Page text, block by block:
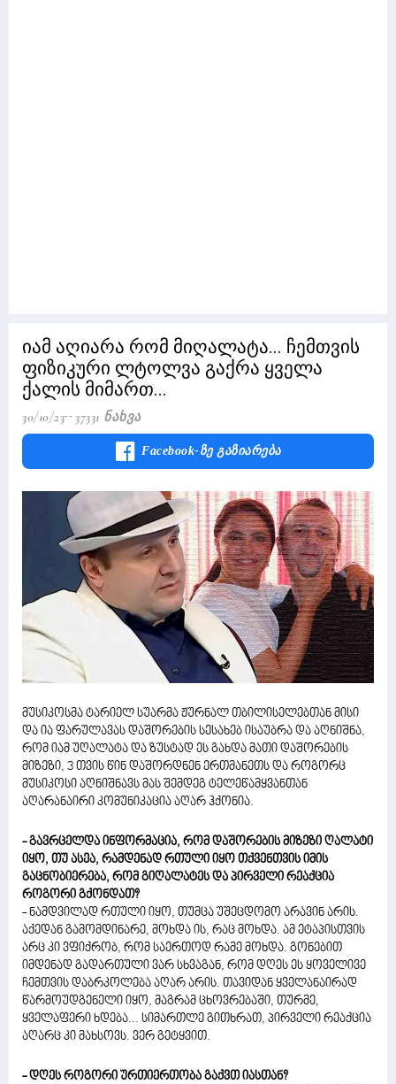
იამ აღიარა რომ მიღალატა... ჩემთვის
ფიზიკური ლტოლვა გაქრა ყველა
ქალის მიმართ...
30/10/23 37331 Ნახვა
Facebook-Ზე Გაზიარება
მუსიკოსმა ტარიელ სუარმა ჟურნალ თბილისელებთან მისი
და ია ფარულავას დაშორების სესახებ ისაუბრა და აღნიშნა,
რომ იამ უღალატა და ზუსტად ეს გახდა მათი დაშორების
მიზეზი, 3 თვის წინ დაშორდნენ ერთმანეთს და როგორც
მუსიკოსი აღნიშნავს მას შემდეგ ტელეწამყვანთან
აღარანაირი კომუნიკაცია აღარ ჰქონია.
- გავრცელდა ინფორმაცია, რომ დაშორების მიზეზი ღალატი
იყო, თუ ასეა, რამდენად რთული იყო თქვენთვის იმის
გაცნობიერება, რომ გიღალატეს და პირველი რეაქცია
როგორი გქონდათ?
- ნამდვილად რთული იყო, თუმცა უშეცდომო არავინ არის.
აქედან გამომდინარე, მოხდა ის, რაც მოხდა. ამ ეტაპისთვის
არც კი ვფიქრობ, რომ საერთოდ რამე მოხდა. გონებით
იმდენად გადართული ვარ სხვაგან, რომ დღეს ეს ყოველივე
ჩემთვის დაბრკოლება აღარ არის. თავიდან ყველანაირად
წარმოუდგენელი იყო, მაგრამ ცხოვრებაში, თურმე,
ყველაფერი ხდება... სიმართლე გითხრათ, პირველი რეაქცია
აღარც კი მახსოვს. ვერ გეტყვით.
- დღეს როგორი ურთიერთობა გაქვთ იასთან?